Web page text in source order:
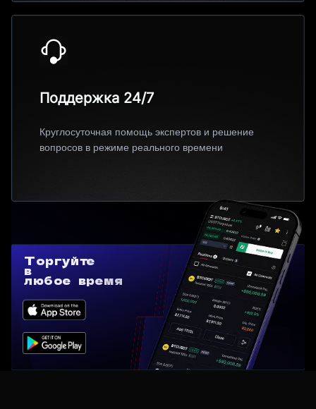
Поддержка 24/7
Круглосуточная помощь экспертов и решение
вопросов в режиме реального времени
Торгуйте
в
любое время